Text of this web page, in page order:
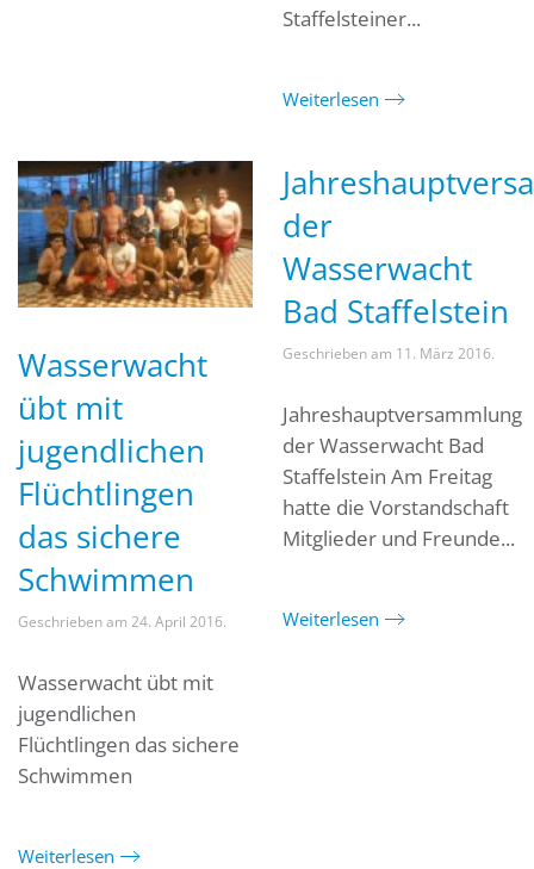
Staffelsteiner...
Weiterlesen
Wasserwacht
übt mit
jugendlichen
Flüchtlingen
das sichere
Schwimmen
Geschrieben am 24. April 2016.
Wasserwacht übt mit
jugendlichen
Flüchtlingen das sichere
Schwimmen
Weiterlesen
der
Wasserwacht
Bad Staffelstein
Geschrieben am 11. März 2016.
Jahreshauptversammlung
der Wasserwacht Bad
Staffelstein Am Freitag
hatte die Vorstandschaft
Mitglieder und Freunde...
Weiterlesen